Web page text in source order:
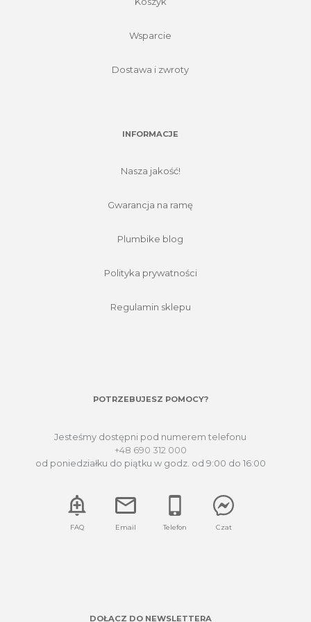
Wsparcie
Dostawa i zwroty
INFORMACJE
Nasza jakość!
Gwarancja na ramę
Plumbike blog
Polityka prywatności
Regulamin sklepu
POTRZEBUJESZ POMOCY?
Jesteśmy dostępni pod numerem telefonu
+48 690 312 000
od poniedziałku do piątku w godz. od 9:00 do 16:00
FAQ Email Telefon Czat
DOŁĄCZ DO NEWSLETTERA